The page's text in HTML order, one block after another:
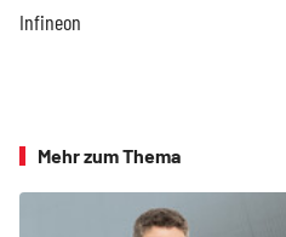
Infineon
Mehr zum Thema